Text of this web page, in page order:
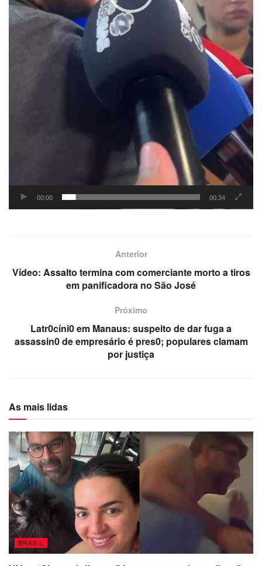
00:00 00:34
Anterior
Vídeo: Assalto termina com comerciante morto a tiros
em panificadora no São José
Próximo
Latr0cíni0 em Manaus: suspeito de dar fuga a
assassin0 de empresário é pres0; populares clamam
por justiça
As mais lidas
BRASIL